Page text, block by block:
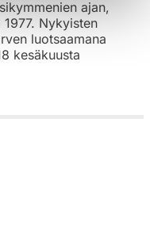
ajan,
Nykyisten
luotsaamana
kesäkuusta